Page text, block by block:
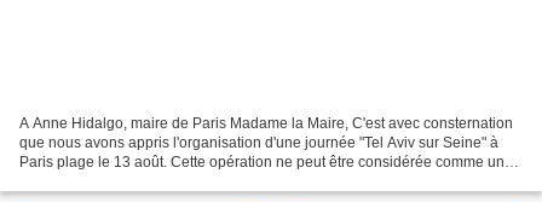
A Anne Hidalgo, maire de Paris Madame la Maire, C'est avec consternation
que nous avons appris l'organisation d'une journée "Tel Aviv sur Seine" à
Paris plage le 13 août. Cette opération ne peut être considérée comme un